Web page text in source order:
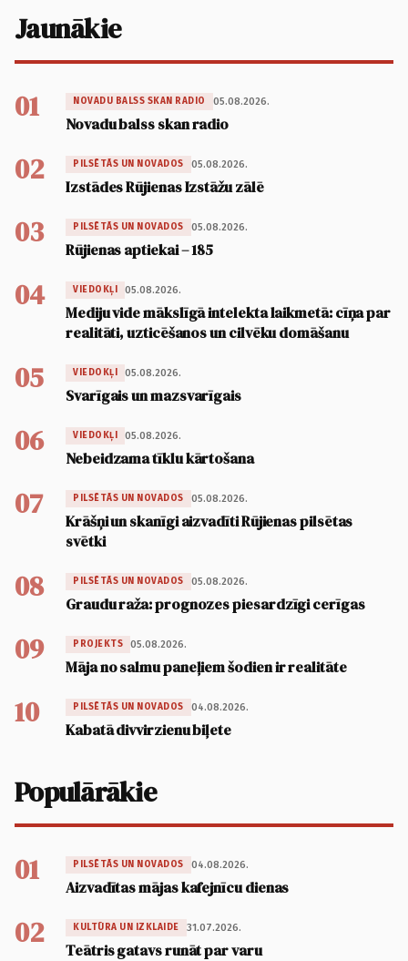
Jaunākie
01 NOVADU BALSS SKAN RADIO 05.08.2026.
Novadu balss skan radio
02 PILSĒTĀS UN NOVADOS 05.08.2026.
Izstādes Rūjienas Izstāžu zālē
03 PILSĒTĀS UN NOVADOS 05.08.2026.
Rūjienas aptiekai – 185
04 VIEDOKĻI 05.08.2026.
Mediju vide mākslīgā intelekta laikmetā: cīņa par
realitāti, uzticēšanos un cilvēku domāšanu
05 VIEDOKĻI 05.08.2026.
Svarīgais un mazsvarīgais
06 VIEDOKĻI 05.08.2026.
Nebeidzama tīklu kārtošana
07 PILSĒTĀS UN NOVADOS 05.08.2026.
Krāšņi un skanīgi aizvadīti Rūjienas pilsētas
svētki
08 PILSĒTĀS UN NOVADOS 05.08.2026.
Graudu raža: prognozes piesardzīgi cerīgas
09 PROJEKTS 05.08.2026.
Māja no salmu paneļiem šodien ir realitāte
10 PILSĒTĀS UN NOVADOS 04.08.2026.
Kabatā divvirzienu biļete
Populārākie
01 PILSĒTĀS UN NOVADOS 04.08.2026.
Aizvadītas mājas kafejnīcu dienas
02 KULTŪRA UN IZKLAIDE 31.07.2026.
Teātris gatavs runāt par varu